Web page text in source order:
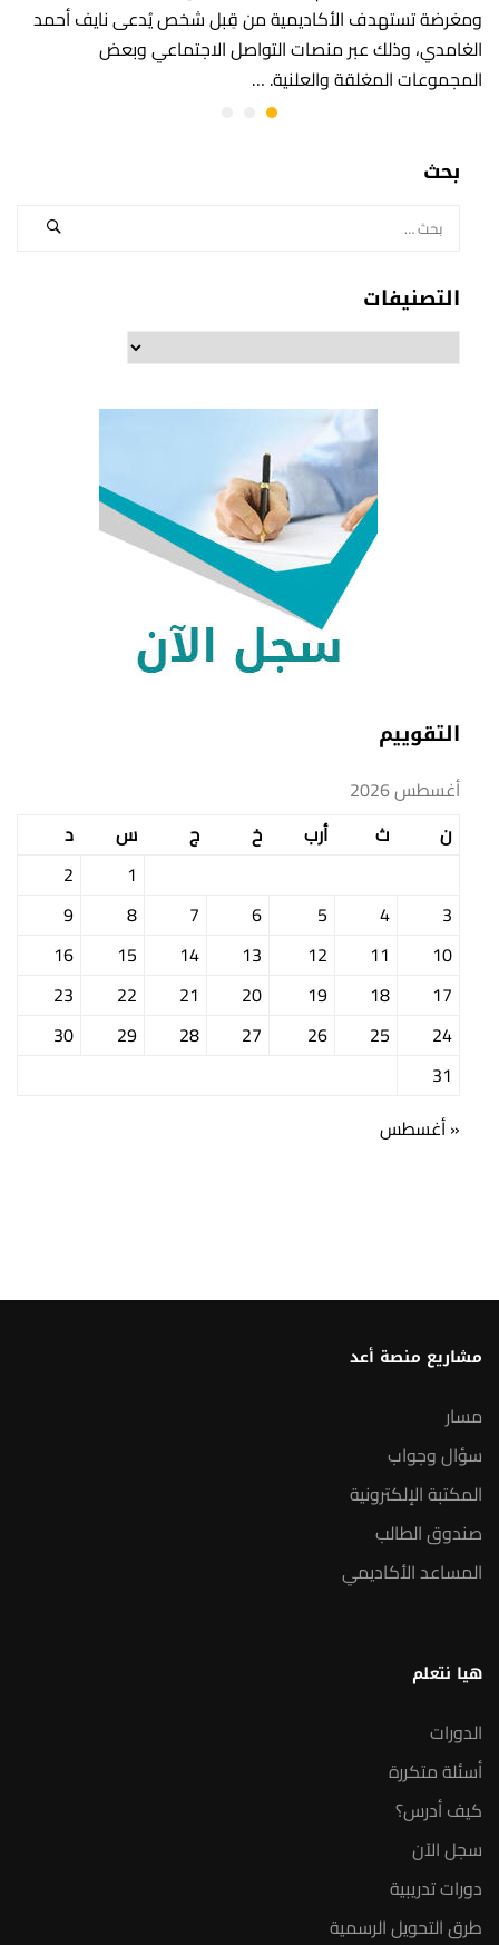
ومغرضة تستهدف الأكاديمية من قِبل شخص يُدعى نايف أحمد
الغامدي، وذلك عبر منصات التواصل الاجتماعي وبعض
المجموعات المغلقة والعلنية. …
بحث
التصنيفات
التقوييم
أغسطس 2026
ن
ث أرب خ ج س
د
1
2
3
4
5
6
7
8
9
10
11
12
13
14
15
16
17
18
19
20
21
22
23
24
25
26
27
28
29
30
31
« أغسطس
مشاريع منصة أعد
مسار
سؤال وجواب
المكتبة الإلكترونية
صندوق الطالب
المساعد الأكاديمي
هيا نتعلم
الدورات
أسئلة متكررة
كيف أدرس؟
سجل الآن
دورات تدريبية
طرق التحويل الرسمية